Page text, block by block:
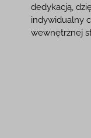
dedykacją,
indywidualny
wewnętrznej